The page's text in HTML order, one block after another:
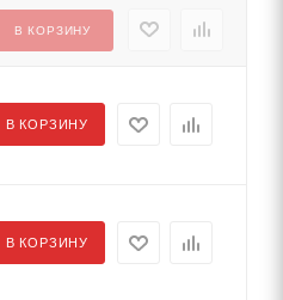
В КОРЗИНУ
В КОРЗИНУ
В КОРЗИНУ